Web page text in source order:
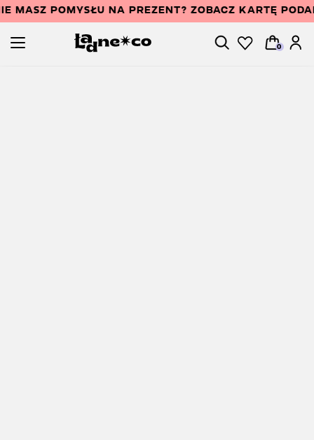
MASZ POMYSŁU NA PREZENT? ZOBACZ KARTĘ
0